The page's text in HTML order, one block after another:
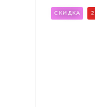
СКИДКА